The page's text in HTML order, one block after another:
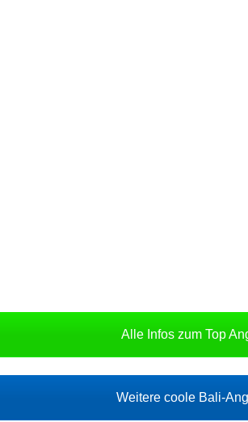
Alle Infos zum Top
Weitere coole Bali-